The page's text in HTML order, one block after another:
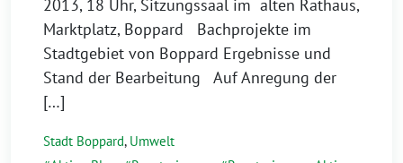
2013, 18 Uhr, Sitzungssaal im alten Rathaus,
Marktplatz, Boppard Bachprojekte im
Stadtgebiet von Boppard Ergebnisse und
Stand der Bearbeitung Auf Anregung der
[…]
Stadt Boppard, Umwelt